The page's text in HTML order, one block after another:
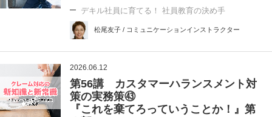
デキル社員に育てる！ 社員教育の決め手
松尾友子 / コミュニケーションインストラクター
2026.06.12
第56講 カスタマーハランスメント対
策の実務策㊸
『これを棄てろっていうことか！』第